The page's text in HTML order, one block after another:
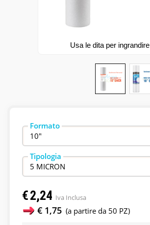
Usa le dita per ingrandire
Formato
Tipologia
€2,24 Iva Inclusa
€ 1,75 (a partire da 50 PZ)